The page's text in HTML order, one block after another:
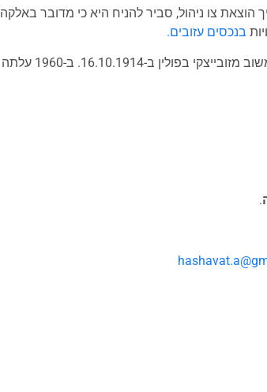
צו ניהול, סביר להניח היא כי מדובר באלקה
בנכסים עזובים.
על פי המידע המופיע באתר, אלקה אברמוביץ נולדה בעיר טומשוב מזובייצקי בפולין ב-16.10.1914. ב-1960 עלתה
.